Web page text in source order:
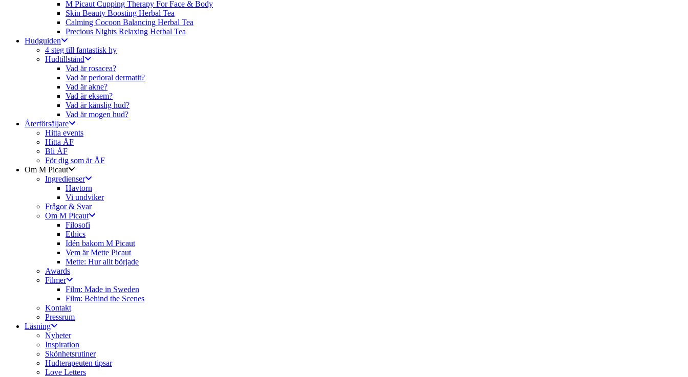
M Picaut Cupping Therapy For Face & Body
Skin Beauty Boosting Herbal Tea
Calming Cocoon Balancing Herbal Tea
Precious Nights Relaxing Herbal Tea
Hudguiden
4 steg till fantastisk hy
Hudtillstånd
Vad är rosacea?
Vad är perioral dermatit?
Vad är akne?
Vad är eksem?
Vad är känslig hud?
Vad är mogen hud?
Återförsäljare
Hitta events
Hitta ÅF
Bli ÅF
För dig som är ÅF
Om M Picaut
Ingredienser
Havtorn
Vi undviker
Frågor & Svar
Om M Picaut
Filosofi
Ethics
Idén bakom M Picaut
Vem är Mette Picaut
Mette: Hur allt började
Awards
Filmer
Film: Made in Sweden
Film: Behind the Scenes
Kontakt
Pressrum
Läsning
Nyheter
Inspiration
Skönhetsrutiner
Hudterapeuten tipsar
Love Letters